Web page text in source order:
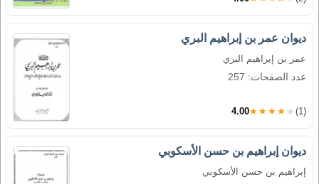
ديوان عمر بن إبراهيم البري
عمر بن إبراهيم البري
عدد الصفحات: 257
4.00★★★★★ (1)
ديوان إبراهيم بن حسن الأسكوبي
إبراهيم بن حسن الأسكوبي